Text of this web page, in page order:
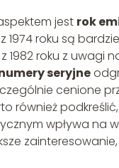
jest rok
1974 roku są
1982 roku z uwagi
seryjne
cenione
również
wpływa na